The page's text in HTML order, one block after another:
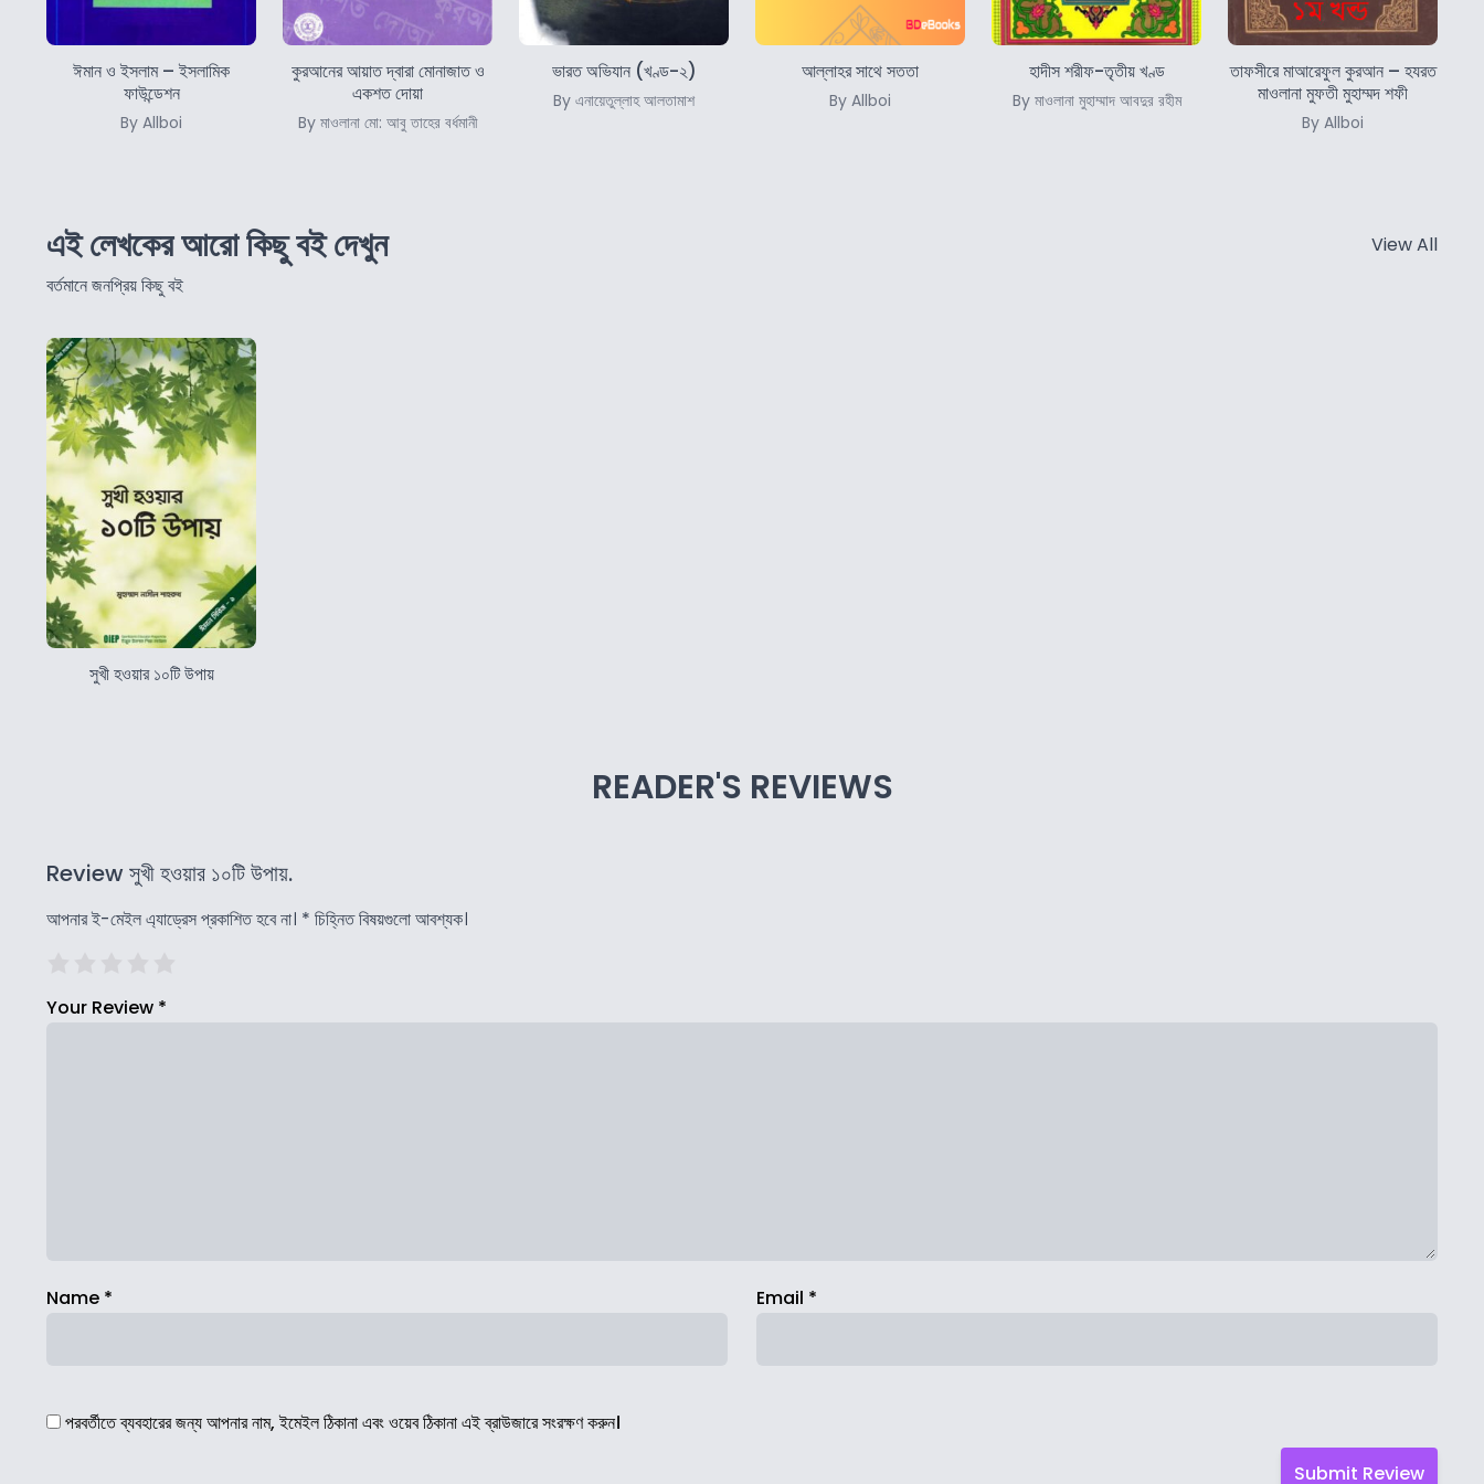
ঈমান ও ইসলাম – ইসলামিক
ফাউন্ডেশন
By Allboi
কুরআনের আয়াত দ্বারা মোনাজাত ও
একশত দোয়া
By মাওলানা মো: আবু তাহের বর্ধমানী
ভারত অভিযান (খণ্ড-২)
By এনায়েতুল্লাহ আলতামাশ
আল্লাহর সাথে সততা
By Allboi
হাদীস শরীফ-তৃতীয় খণ্ড
By মাওলানা মুহাম্মাদ আবদুর রহীম
তাফসীরে মাআরেফুল কুরআন – হযরত
মাওলানা মুফতী মুহাম্মদ শফী
By Allboi
এই লেখকের আরো কিছু বই দেখুন
বর্তমানে জনপ্রিয় কিছু বই
View All
সুখী হওয়ার ১০টি উপায়
READER'S REVIEWS
Review সুখী হওয়ার ১০টি উপায়.
আপনার ই-মেইল এ্যাড্রেস প্রকাশিত হবে না। * চিহ্নিত বিষয়গুলো আবশ্যক।
Your Review *
Name * Email *
পরবর্তীতে ব্যবহারের জন্য আপনার নাম, ইমেইল ঠিকানা এবং ওয়েব ঠিকানা এই ব্রাউজারে সংরক্ষণ করুন।